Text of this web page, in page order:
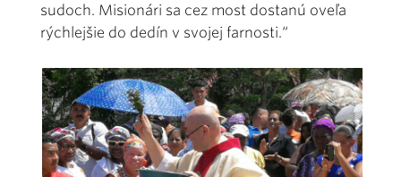
sudoch. Misionári sa cez most dostanú oveľa
rýchlejšie do dedín v svojej farnosti.“